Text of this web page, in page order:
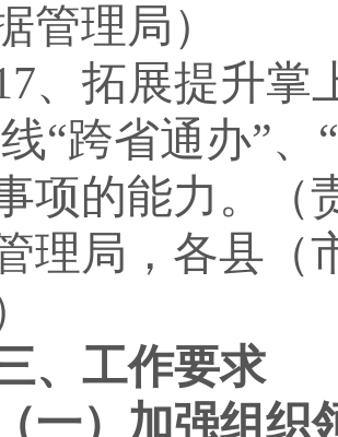
管理局）
、拓展提升掌
线“跨省通办”
项的能力。（
理局，各县（
、工作要求
（一）加强组织